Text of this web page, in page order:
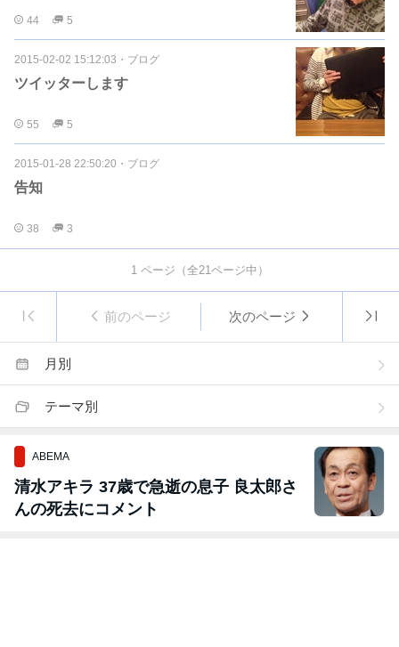
44 5
2015-02-02 15:12:03 ・ ブログ
ツイッターします
55 5
2015-01-28 22:50:20 ・ ブログ
告知
38 3
1ページ（全21ページ中）
前のページ 次のページ
月別
テーマ別
ABEMA
清水アキラ 37歳で急逝の息子 良太郎さ
んの死去にコメント